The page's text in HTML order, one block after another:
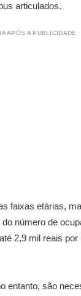
articulados.
APÓS A PUBLICIDADE
faixas etárias,
número de
2,9 mil reais
entanto, são